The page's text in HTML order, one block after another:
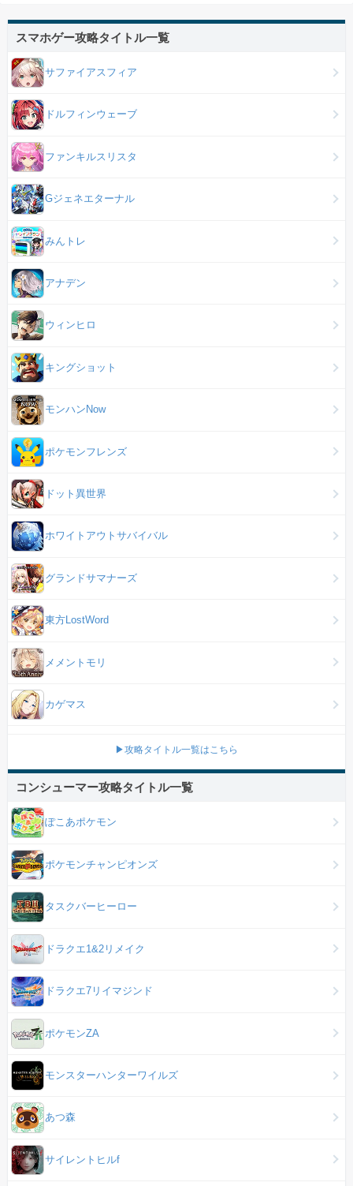
スマホゲー攻略タイトル一覧
サファイアスフィア
ドルフィンウェーブ
ファンキルスリスタ
Gジェネエターナル
みんトレ
アナデン
ウィンヒロ
キングショット
モンハンNow
ポケモンフレンズ
ドット異世界
ホワイトアウトサバイバル
グランドサマナーズ
東方LostWord
メメントモリ
カゲマス
▶攻略タイトル一覧はこちら
コンシューマー攻略タイトル一覧
ぽこあポケモン
ポケモンチャンピオンズ
タスクバーヒーロー
ドラクエ1&2リメイク
ドラクエ7リイマジンド
ポケモンZA
モンスターハンターワイルズ
あつ森
サイレントヒルf